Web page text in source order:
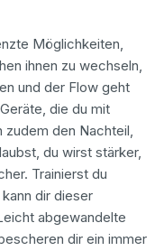
Möglichkeiten,
ihnen zu wechseln,
und der Flow geht
die du mit
zudem den Nachteil,
du wirst stärker,
Trainierst du
dir dieser
abgewandelte
dir ein immer